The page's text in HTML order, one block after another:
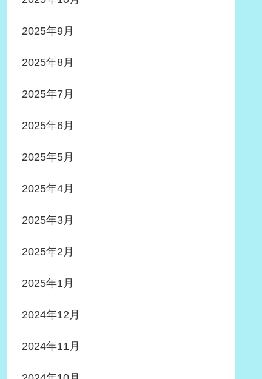
2025年9月
2025年8月
2025年7月
2025年6月
2025年5月
2025年4月
2025年3月
2025年2月
2025年1月
2024年12月
2024年11月